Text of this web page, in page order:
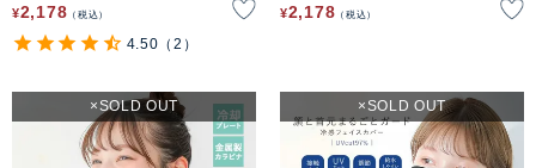
¥2,178 税込
4.50 （2）
¥2,178 税込
SOLD OUT SOLD OUT